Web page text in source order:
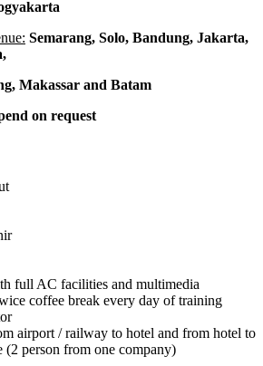
Semarang, Solo, Bandung, Jakarta,
Makassar and Batam
on request
full AC facilities and multimedia
coffee break every day of training
airport / railway to hotel and from hotel to
(2 person from one company)